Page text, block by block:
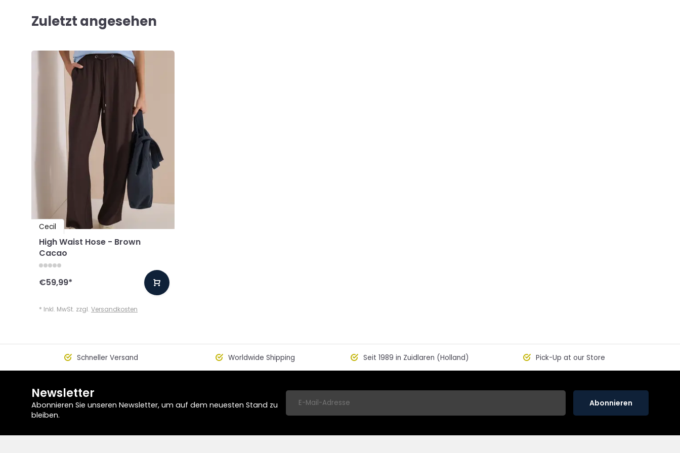
Zuletzt angesehen
Cecil
High Waist Hose - Brown
Cacao
€59,99*
* Inkl. MwSt. zzgl. Versandkosten
Schneller Versand Worldwide Shipping Seit 1989 in Zuidlaren (Holland) Pick-Up at our Store
Newsletter
Abonnieren Sie unseren Newsletter, um auf dem neuesten Stand zu
bleiben.
Abonnieren